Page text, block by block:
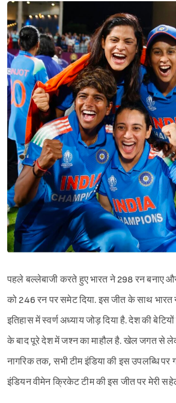
पहले बल्लेबाजी करते हुए भारत ने 298 रन बनाए
को 246 रन पर समेट दिया. इस जीत के साथ
इतिहास में स्वर्ण अध्याय जोड़ दिया है. देश की
के बाद पूरे देश में जश्न का माहौल है. खेल जगत
नागरिक तक, सभी टीम इंडिया की इस उपलब्धि पर
इंडियन वीमेन क्रिकेट टीम की इस जीत पर मेरी